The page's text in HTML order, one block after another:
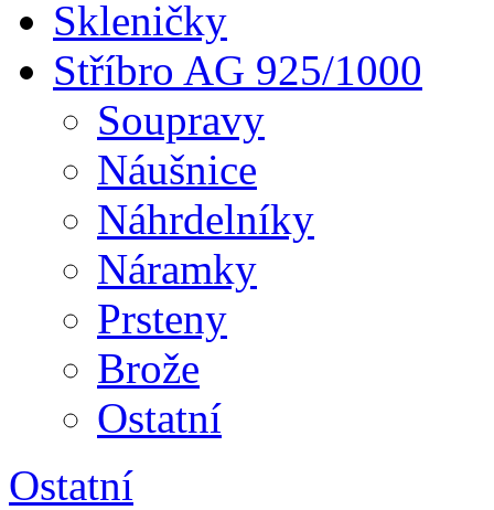
Skleničky
Stříbro AG 925/1000
Soupravy
Náušnice
Náhrdelníky
Náramky
Prsteny
Brože
Ostatní
Ostatní